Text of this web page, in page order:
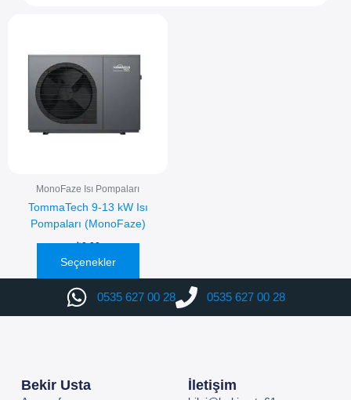
MonoFaze Isı Pompaları
TommaTech 9-13 kW Isı
Pompaları (MonoFaze)
₺0,00
Seçenekler
birden
fazla
varyasyonu
var.
ürün
0535 627 00 28 0535 627 00 28
Bekir Usta İletişim